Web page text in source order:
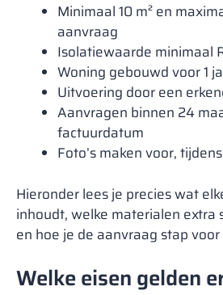
Minimaal 10 m² en
aanvraag
Isolatiewaarde minimaal
Woning gebouwd voor 1
Uitvoering door een
Aanvragen binnen 24
factuurdatum
Foto’s maken voor,
Hieronder lees je precies wat
inhoudt, welke materialen extra
en hoe je de aanvraag stap
Welke eisen gelden